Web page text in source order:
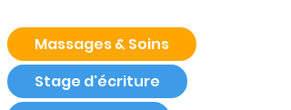
Massages & Soins
Stage d'écriture